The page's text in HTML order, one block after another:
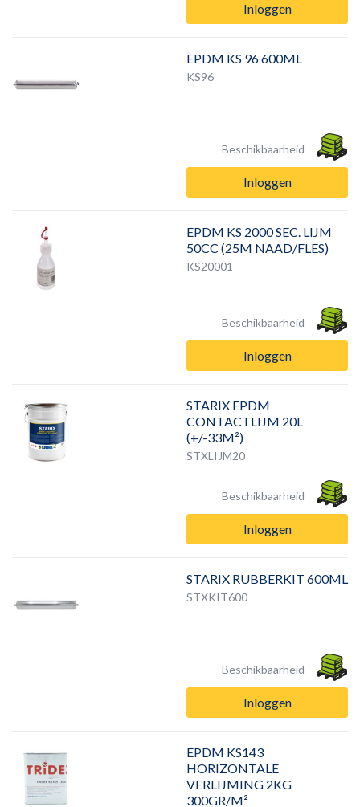
Inloggen
EPDM KS 96 600ML
KS96
Beschikbaarheid
Inloggen
EPDM KS 2000 SEC. LIJM
50CC (25M NAAD/FLES)
KS20001
Beschikbaarheid
Inloggen
STARIX EPDM
CONTACTLIJM 20L
(+/-33M²)
STXLIJM20
Beschikbaarheid
Inloggen
STARIX RUBBERKIT 600ML
STXKIT600
Beschikbaarheid
Inloggen
EPDM KS143
HORIZONTALE
VERLIJMING 2KG
300GR/M²